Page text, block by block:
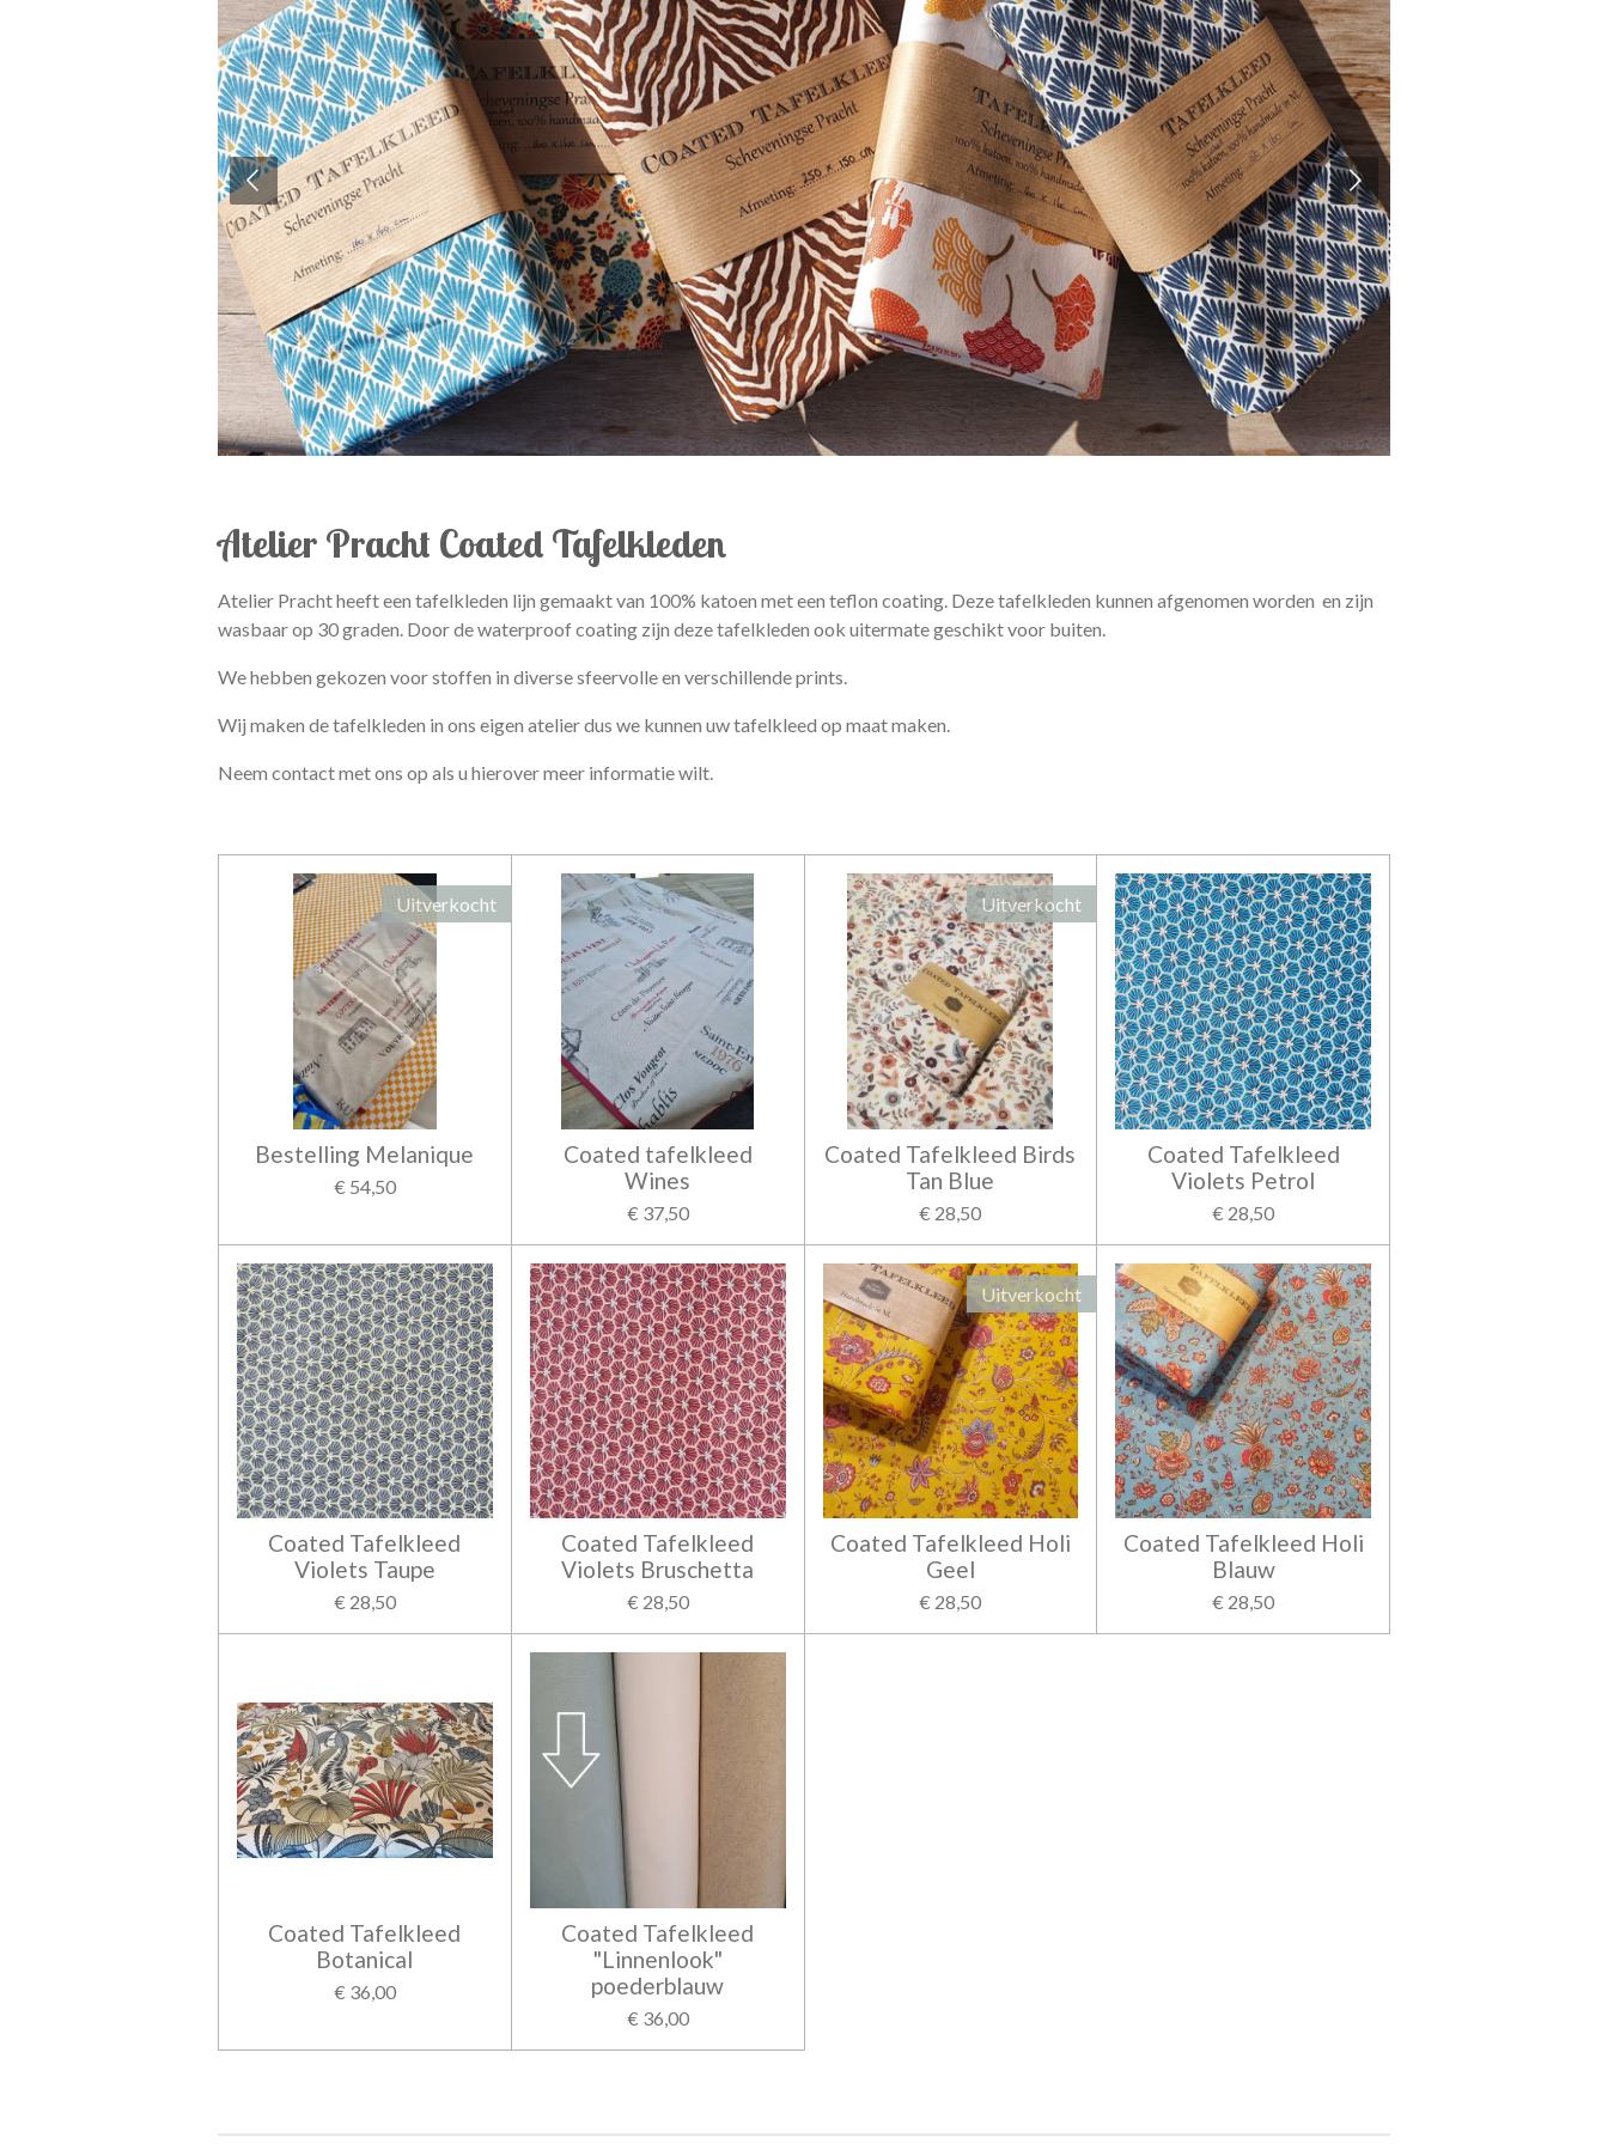
Atelier Pracht Coated Tafelkleden
Atelier Pracht heeft een tafelkleden lijn gemaakt van 100% katoen met een teflon coating. Deze tafelkleden kunnen afgenomen worden en zijn
wasbaar op 30 graden. Door de waterproof coating zijn deze tafelkleden ook uitermate geschikt voor buiten.
We hebben gekozen voor stoffen in diverse sfeervolle en verschillende prints.
Wij maken de tafelkleden in ons eigen atelier dus we kunnen uw tafelkleed op maat maken.
Neem contact met ons op als u hierover meer informatie wilt.
Uitverkocht
Bestelling Melanique
€ 54,50
Coated tafelkleed
Wines
€ 37,50
Uitverkocht
Coated Tafelkleed Birds
Tan Blue
€ 28,50
Coated Tafelkleed
Violets Petrol
€ 28,50
Coated Tafelkleed
Violets Taupe
€ 28,50
Coated Tafelkleed
Violets Bruschetta
€ 28,50
Uitverkocht
Coated Tafelkleed Holi
Geel
€ 28,50
Coated Tafelkleed Holi
Blauw
€ 28,50
Coated Tafelkleed
Botanical
€ 36,00
Coated Tafelkleed
"Linnenlook"
poederblauw
€ 36,00